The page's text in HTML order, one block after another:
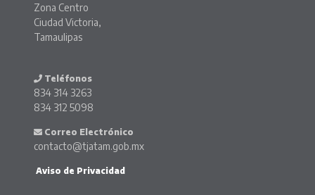
Zona Centro
Ciudad Victoria,
Tamaulipas
Teléfonos
834 314 3263
834 312 5098
Correo Electrónico
contacto@tjatam.gob.mx
Aviso de Privacidad